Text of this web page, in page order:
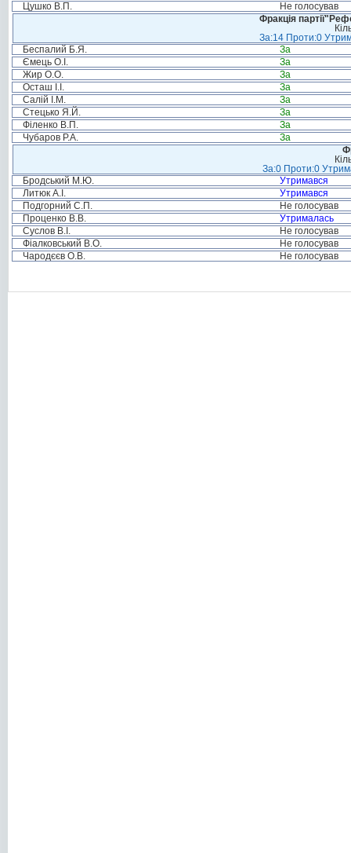
Цушко В.П.
Не голосував
Фракція
За:14 Проти:0
Беспалий Б.Я.
За
Ємець О.І.
За
Жир О.О.
За
Осташ І.І.
За
Салій І.М.
За
Стецько Я.Й.
За
Філенко В.П.
За
Чубаров Р.А.
За
За:0 Проти:0
Бродський М.Ю.
Утримався
Литюк А.І.
Утримався
Подгорний С.П.
Не голосував
Проценко В.В.
Утрималась
Суслов В.І.
Не голосував
Фіалковський В.О.
Не голосував
Чародєєв О.В.
Не голосував